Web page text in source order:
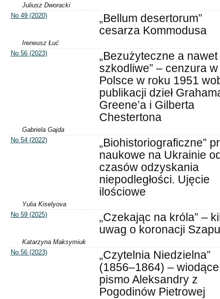
Juliusz Dworacki
No 49 (2020)
„Bellum desertorum”
cesarza Kommodusa
Ireneusz Łuć
No 56 (2023)
„Bezużyteczne a nawet
szkodliwe” – cenzura w
Polsce w roku 1951
publikacji dzieł
Greene’a i Gilberta
Chestertona
Gabriela Gajda
No 54 (2022)
„Biohistoriograficzne”
naukowe na Ukrainie
czasów odzyskania
niepodległości. Ujęcie
ilościowe
Yulia Kiselyova
No 59 (2025)
„Czekając na króla” –
uwag o koronacji
Katarzyna Maksymiuk
No 56 (2023)
„Czytelnia Niedzielna”
(1856–1864) – wiodące
pismo Aleksandry z
Pogodinów Pietrowej